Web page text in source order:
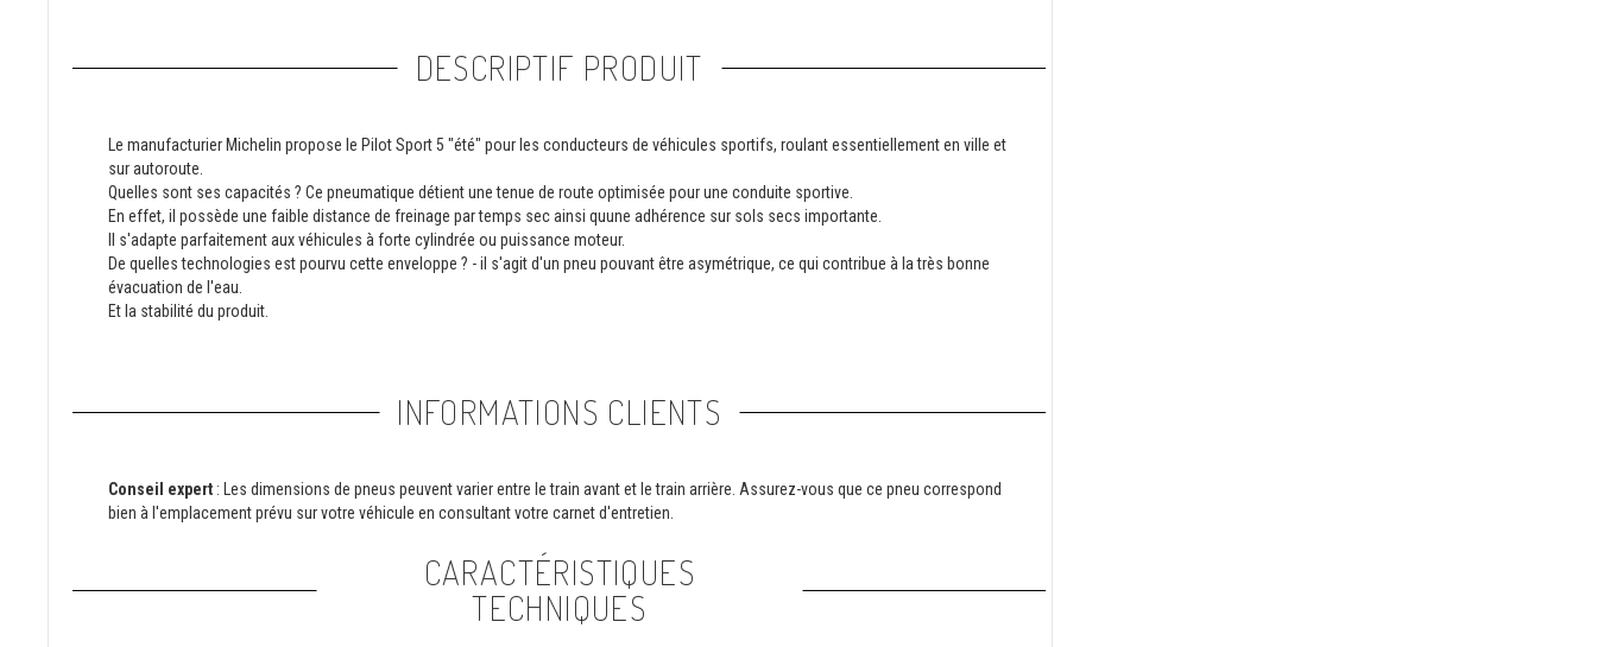
DESCRIPTIF PRODUIT
Le manufacturier Michelin propose le Pilot Sport 5 "été" pour les conducteurs de véhicules sportifs, roulant essentiellement en ville et
sur autoroute.
Quelles sont ses capacités ? Ce pneumatique détient une tenue de route optimisée pour une conduite sportive.
En effet, il possède une faible distance de freinage par temps sec ainsi quune adhérence sur sols secs importante.
Il s'adapte parfaitement aux véhicules à forte cylindrée ou puissance moteur.
De quelles technologies est pourvu cette enveloppe ? - il s'agit d'un pneu pouvant être asymétrique, ce qui contribue à la très bonne
évacuation de l'eau.
Et la stabilité du produit.
INFORMATIONS CLIENTS
Conseil expert : Les dimensions de pneus peuvent varier entre le train avant et le train arrière. Assurez-vous que ce pneu correspond
bien à l'emplacement prévu sur votre véhicule en consultant votre carnet d'entretien.
CARACTÉRISTIQUES
TECHNIQUES